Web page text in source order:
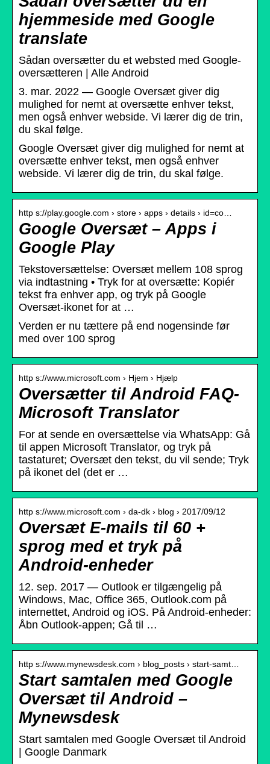
hjemmeside med Google
translate
Sådan oversætter du et websted med Google-
oversætteren | Alle Android
3. mar. 2022 — Google Oversæt giver dig
mulighed for nemt at oversætte enhver tekst,
men også enhver webside. Vi lærer dig de trin,
du skal følge.
Google Oversæt giver dig mulighed for nemt at
oversætte enhver tekst, men også enhver
webside. Vi lærer dig de trin, du skal følge.
http s://play.google.com › store › apps › details › id=co…
Google Oversæt – Apps i
Google Play
Tekstoversættelse: Oversæt mellem 108 sprog
via indtastning • Tryk for at oversætte: Kopiér
tekst fra enhver app, og tryk på Google
Oversæt-ikonet for at …
Verden er nu tættere på end nogensinde før
med over 100 sprog
http s://www.microsoft.com › Hjem › Hjælp
Oversætter til Android FAQ-
Microsoft Translator
For at sende en oversættelse via WhatsApp: Gå
til appen Microsoft Translator, og tryk på
tastaturet; Oversæt den tekst, du vil sende; Tryk
på ikonet del (det er …
http s://www.microsoft.com › da-dk › blog › 2017/09/12
Oversæt E-mails til 60 +
sprog med et tryk på
Android-enheder
12. sep. 2017 — Outlook er tilgængelig på
Windows, Mac, Office 365, Outlook.com på
internettet, Android og iOS. På Android-enheder:
Åbn Outlook-appen; Gå til …
http s://www.mynewsdesk.com › blog_posts › start-samt…
Start samtalen med Google
Oversæt til Android –
Mynewsdesk
Start samtalen med Google Oversæt til Android
| Google Danmark